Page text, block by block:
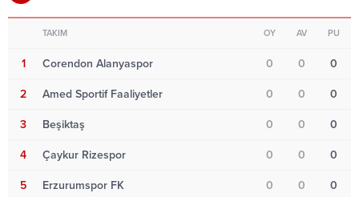
TAKIM OY AV PU
1 Corendon Alanyaspor 0 0 0
2 Amed Sportif Faaliyetler 0 0 0
3 Beşiktaş 0 0 0
4 Çaykur Rizespor 0 0 0
5 Erzurumspor FK 0 0 0